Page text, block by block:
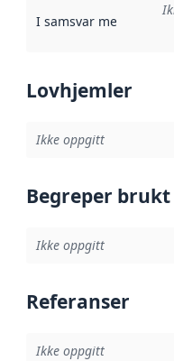
I samsvar med
Lovhjemler
Ikke oppgitt
Begreper
Ikke oppgitt
Referanser
Ikke oppgitt